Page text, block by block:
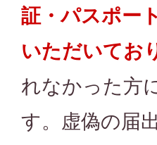
証・パスポー
いただいてお
れなかった方
す。虚偽の届